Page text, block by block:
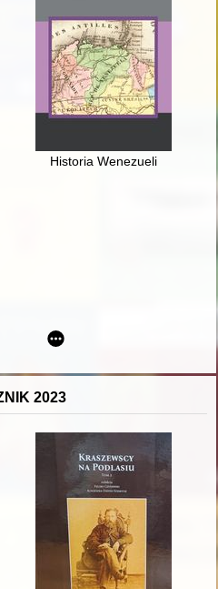
historia lekkoatletyki 1896-
Historia Wenezueli
nowołacińskich XVI-XVII wieku :
2023